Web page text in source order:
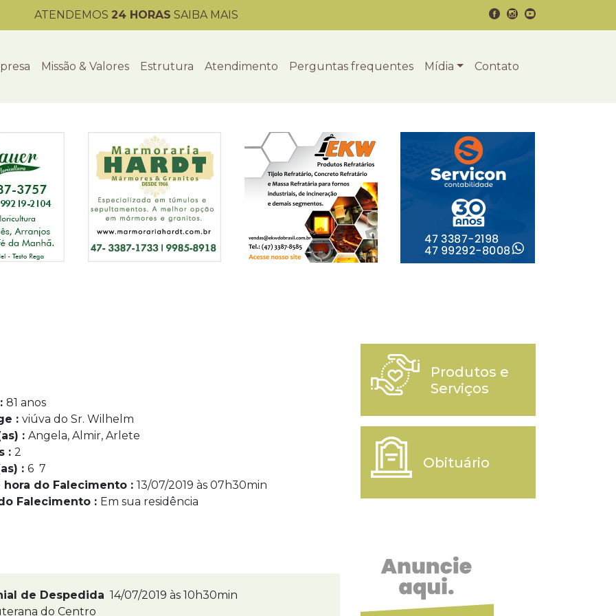
ATENDEMOS 24 HORAS SAIBA MAIS
Missão & Valores Estrutura Atendimento Perguntas frequentes Mídia Contato
81 anos
: viúva do Sr. Wilhelm
: Angela, Almir, Arlete
: 2
: 6 7
hora do Falecimento : 13/07/2019 às 07h30min
Falecimento : Em sua residência
de Despedida 14/07/2019 às 10h30min
do Centro
Produtos e
Serviços
Obituário